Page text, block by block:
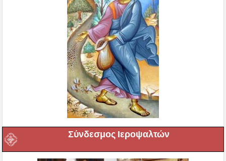
Σύνδεσμος Ιεροψαλτών